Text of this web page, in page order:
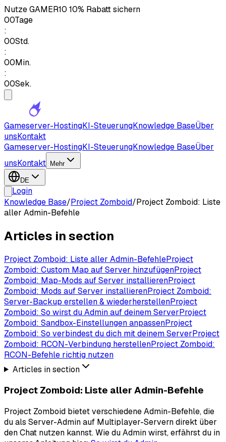
NutzeGAMER10 10% Rabatt sichern
00Tage
:
00Std.
:
00Min.
:
00Sek.
Gameserver-HostingKI-SteuerungKnowledge BaseÜber
unsKontakt
Gameserver-HostingKI-SteuerungKnowledge BaseÜber
unsKontakt Mehr
DE
Login
Knowledge Base/Project Zomboid/Project Zomboid: Liste
aller Admin-Befehle
Articles in section
Project Zomboid: Liste aller Admin-BefehleProject
Zomboid: Custom Map auf Server hinzufügenProject
Zomboid: Map-Mods auf Server installierenProject
Zomboid: Mods auf Server installierenProject Zomboid:
Server-Backup erstellen & wiederherstellenProject
Zomboid: So wirst du Admin auf deinem ServerProject
Zomboid: Sandbox-Einstellungen anpassenProject
Zomboid: So verbindest du dich mit deinem ServerProject
Zomboid: RCON-Verbindung herstellenProject Zomboid:
RCON-Befehle richtig nutzen
Articles in section
Project Zomboid: Liste aller Admin-Befehle
Project Zomboid bietet verschiedene Admin-Befehle, die
du als Server-Admin auf Multiplayer-Servern direkt über
den Chat nutzen kannst. Wie du Admin wirst, erfährst du in